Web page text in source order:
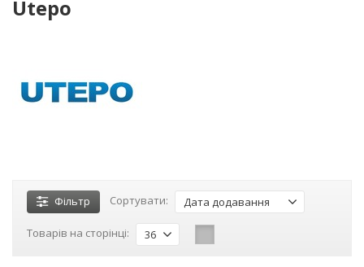
Utepo
Фільтр Сортувати: Дата додавання
Товарів на сторінці: 36